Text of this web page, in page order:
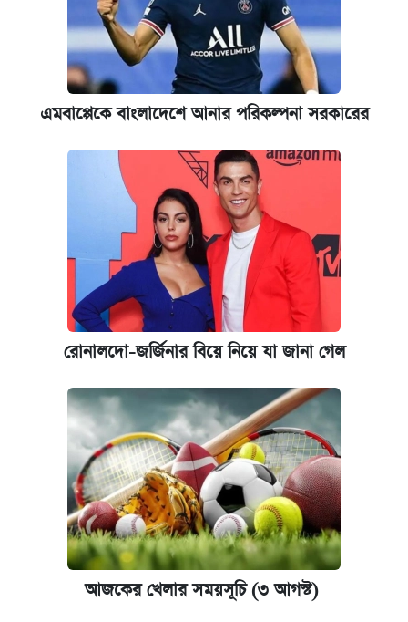
আজ শুক্রবার রাজধানীর যেসব মার্কেট-দোকানপাট
কবে শুরু হচ্ছে ঢাবির ভর্তি আবেদন, জানাল কর্তৃপক্ষ
নবম পে স্কেল বাস্তবায়ন চূড়ান্ত পর্যায়ে, যা জানালেন
যুক্তরাষ্ট্র থেকে আরও ২৩ বাংলাদেশিকে দেশে
ফেরত পাঠানো হলো
এমবাপ্পেকে বাংলাদেশে আনার পরিকল্পনা সরকারের
রোনালদো-জর্জিনার বিয়ে নিয়ে যা জানা গেল
আজকের খেলার সময়সূচি (৩ আগস্ট)